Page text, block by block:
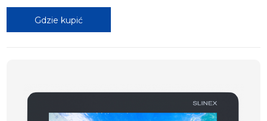
Gdzie kupić